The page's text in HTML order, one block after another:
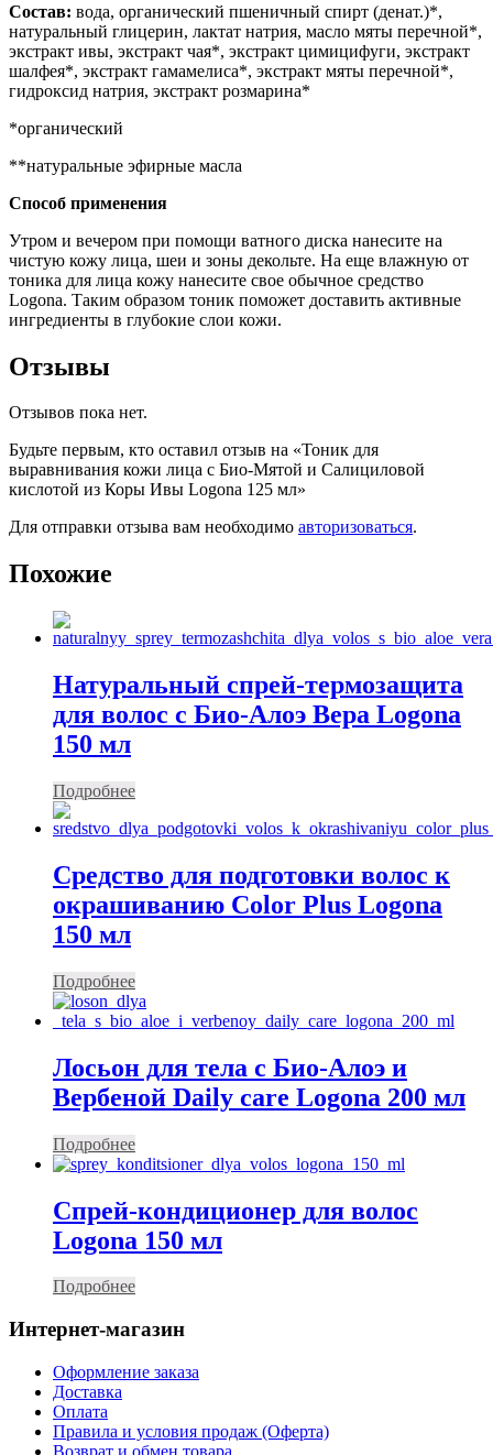
Состав: вода, органический пшеничный спирт (денат.)*,
натуральный глицерин, лактат натрия, масло мяты перечной*,
экстракт ивы, экстракт чая*, экстракт цимицифуги, экстракт
шалфея*, экстракт гамамелиса*, экстракт мяты перечной*,
гидроксид натрия, экстракт розмарина*
*органический
**натуральные эфирные масла
Способ применения
Утром и вечером при помощи ватного диска нанесите на
чистую кожу лица, шеи и зоны декольте. На еще влажную от
тоника для лица кожу нанесите свое обычное средство
Logona. Таким образом тоник поможет доставить активные
ингредиенты в глубокие слои кожи.
Отзывы
Отзывов пока нет.
Будьте первым, кто оставил отзыв на «Тоник для
выравнивания кожи лица с Био-Мятой и Салициловой
кислотой из Коры Ивы Logona 125 мл»
Для отправки отзыва вам необходимо авторизоваться.
Похожие
Натуральный спрей-термозащита
для волос с Био-Алоэ Вера Logona
150 мл
Подробнее
Средство для подготовки волос к
окрашиванию Color Plus Logona
150 мл
Подробнее
Лосьон для тела с Био-Алоэ и
Вербеной Daily care Logona 200 мл
Подробнее
Спрей-кондиционер для волос
Logona 150 мл
Подробнее
Интернет-магазин
Оформление заказа
Доставка
Оплата
Правила и условия продаж (Оферта)
Возврат и обмен товара